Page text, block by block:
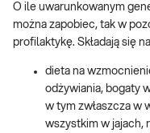
O ile uwarunkowanym
można zapobiec, tak w
profilaktykę. Składają się
dieta na
odżywiania, bogaty
w tym zwłaszcza w
wszystkim w jajach,